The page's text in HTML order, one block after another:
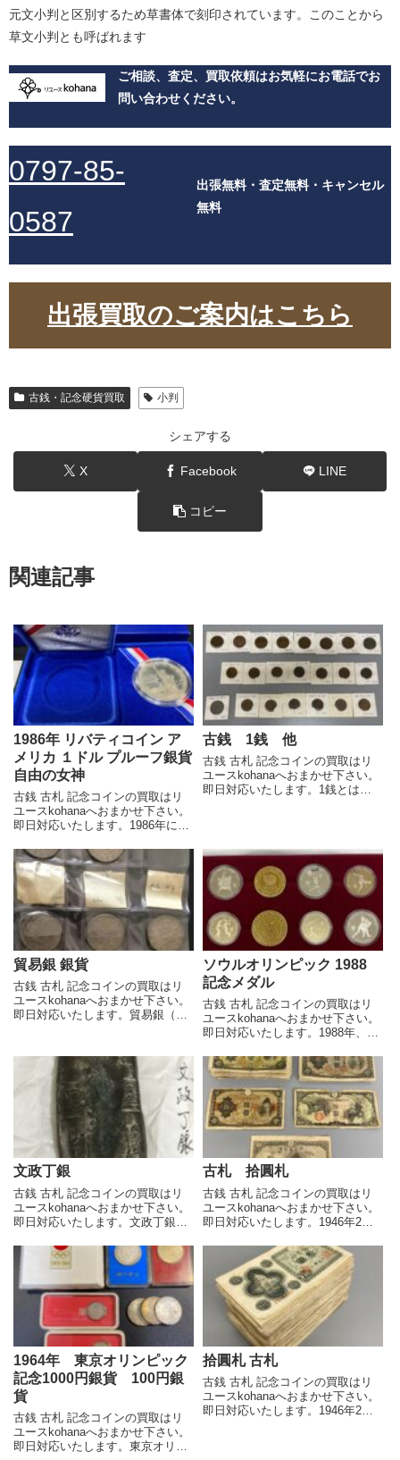
元文小判と区別するため草書体で刻印されています。このことから
草文小判とも呼ばれます
ご相談、査定、買取依頼はお気軽にお電話でお
問い合わせください。
0797-85-
0587
出張無料・査定無料・キャンセル
無料
出張買取のご案内はこちら
古銭・記念硬貨買取 小判
シェアする
X Facebook LINE
コピー
関連記事
1986年 リバティコイン ア
メリカ １ドル プルーフ銀貨
自由の女神
古銭 古札 記念コインの買取はリ
ユースkohanaへおまかせ下さい。
即日対応いたします。1986年に発
リカの造幣局（サンフランシス
コ）で発行された1ドルプルーフ
銀貨です。自由の女神がフランス
から寄贈されてから1...
古銭 1銭 他
古銭 古札 記念コインの買取はリ
ユースkohanaへおまかせ下さい。
即日対応いたします。1銭とは、
り「円」「銭」「厘」という新し
い貨幣の単位が導...
貿易銀 銀貨
古銭 古札 記念コインの買取はリ
ユースkohanaへおまかせ下さい。
即日対応いたします。貿易銀（ぼ
19世紀後半に、アメリカ合衆国、
日本およびイギリスにおいて通常
の大型銀貨とは別に特...
ソウルオリンピック 1988
記念メダル
古銭 古札 記念コインの買取はリ
ユースkohanaへおまかせ下さい。
即日対応いたします。1988年、韓
リンピック競技大会。この歴史的
なイベントを記念して発行された
記念メダルは、当時の熱狂と興奮
を今に伝える貴重...
文政丁銀
古銭 古札 記念コインの買取はリ
ユースkohanaへおまかせ下さい。
即日対応いたします。文政丁銀
年6月14日から鋳造が開始され、
同年8月28日から通用が開始され
た丁銀の一種です。 丁銀は、小判
や分金などの定...
古札 拾圓札
古銭 古札 記念コインの買取はリ
ユースkohanaへおまかせ下さい。
即日対応いたします。1946年2月
は、国会議事堂を図柄としていま
す。戦後のインフレ対策として新
円切り替えの際に発行された紙幣
で、現在でも使用す...
1964年 東京オリンピック
記念1000円銀貨 100円銀
貨
古銭 古札 記念コインの買取はリ
ユースkohanaへおまかせ下さい。
即日対応いたします。東京オリン
拾圓札 古札
古銭 古札 記念コインの買取はリ
ユースkohanaへおまかせ下さい。
即日対応いたします。1946年2月